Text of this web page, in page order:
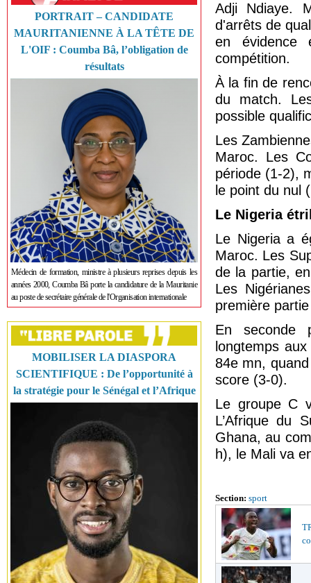
PORTRAIT – CANDIDATE
MAURITANIENNE À LA TÊTE DE
L'OIF : Coumba Bâ, l’obligation de
résultats
Médecin de formation, ministre à plusieurs reprises depuis les
années 2000, Coumba Bâ porte la candidature de la Mauritanie
au poste de secrétaire générale de l'Organisation internationale
MOBILISER LA DIASPORA
SCIENTIFIQUE : De l’opportunité à
la stratégie pour le Sénégal et l’Afrique
Adji Ndiaye.
d'arrêts de
en évidence
compétition.
À la fin de
du match.
possible
Les
Maroc. Les
période (1-2),
le point du nul
Le Nigeria
Le Nigeria a
Maroc. Les
de la partie,
Les
première
En seconde
longtemps
84e mn,
score (3-0).
Le groupe C
L’Afrique du
Ghana, au
h), le Mali va
Section: sport